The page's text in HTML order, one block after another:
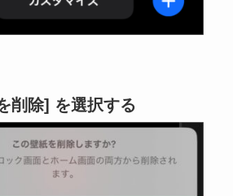
削除] を選択する